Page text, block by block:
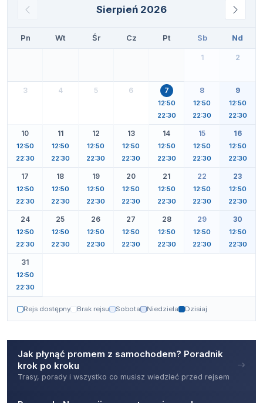
Sierpień 2026
Pn Wt Śr Cz Pt Sb Nd
1 2
3 4 5 6 7
12:50
22:30
8
12:50
22:30
9
12:50
22:30
10
12:50
22:30
11
12:50
22:30
12
12:50
22:30
13
12:50
22:30
14
12:50
22:30
15
12:50
22:30
16
12:50
22:30
17
12:50
22:30
18
12:50
22:30
19
12:50
22:30
20
12:50
22:30
21
12:50
22:30
22
12:50
22:30
23
12:50
22:30
24
12:50
22:30
25
12:50
22:30
26
12:50
22:30
27
12:50
22:30
28
12:50
22:30
29
12:50
22:30
30
12:50
22:30
31
12:50
22:30
Rejs dostępny Brak rejsu Sobota Niedziela Dzisiaj
Jak płynąć promem z samochodem? Poradnik
krok po kroku
Trasy, porady i wszystko co musisz wiedzieć przed rejsem